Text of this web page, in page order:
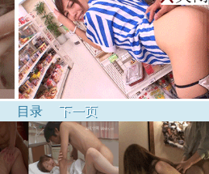
目录 下一页